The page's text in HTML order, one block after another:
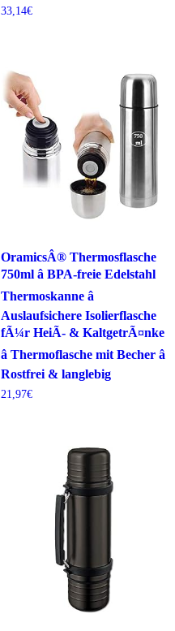
33,14€
OramicsÂ® Thermosflasche
750ml â BPA-freie Edelstahl
Thermoskanne â
Auslaufsichere Isolierflasche
fÃ¼r HeiÃ- & KaltgetrÃ¤nke
â Thermoflasche mit Becher â
Rostfrei & langlebig
21,97€